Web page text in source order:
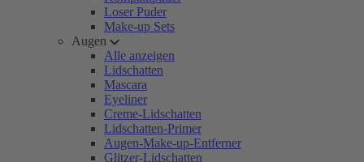
Loser Puder
Make-up Sets
Augen
Alle anzeigen
Lidschatten
Mascara
Eyeliner
Creme-Lidschatten
Lidschatten-Primer
Augen-Make-up-Entferner
Glitzer-Lidschatten